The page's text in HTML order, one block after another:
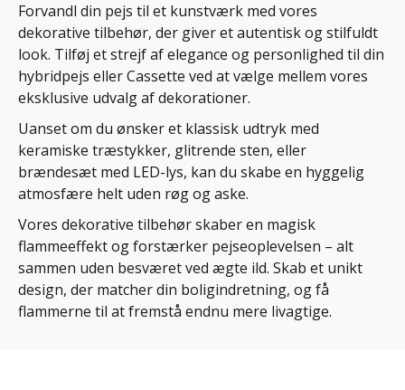
Forvandl din pejs til et kunstværk med vores
dekorative tilbehør, der giver et autentisk og stilfuldt
look. Tilføj et strejf af elegance og personlighed til din
hybridpejs eller Cassette ved at vælge mellem vores
eksklusive udvalg af dekorationer.
Uanset om du ønsker et klassisk udtryk med
keramiske træstykker, glitrende sten, eller
brændesæt med LED-lys, kan du skabe en hyggelig
atmosfære helt uden røg og aske.
Vores dekorative tilbehør skaber en magisk
flammeeffekt og forstærker pejseoplevelsen – alt
sammen uden besværet ved ægte ild. Skab et unikt
design, der matcher din boligindretning, og få
flammerne til at fremstå endnu mere livagtige.